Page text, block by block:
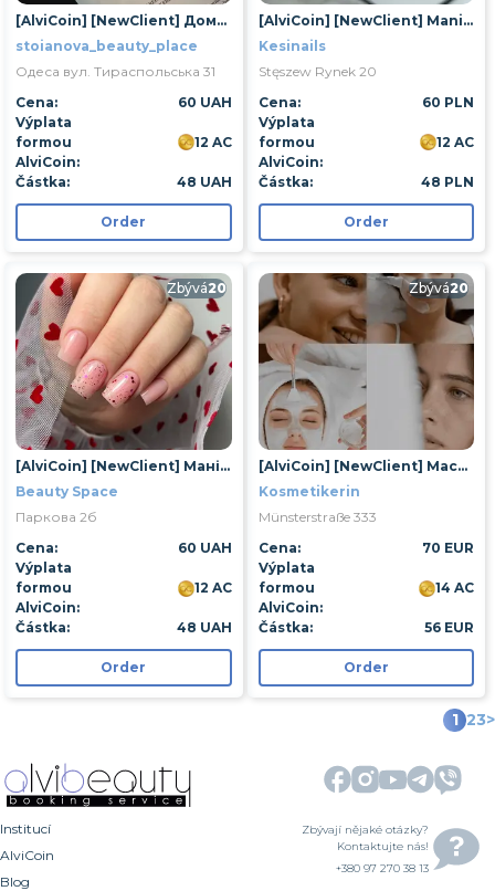
[AlviCoin] [NewClient] Домашній догляд для брів
stoianova_beauty_place
Одеса вул. Тираспольська 31
Cena:
60 UAH
Výplata
formou
AlviCoin:
12 AC
Částka: 48 UAH
Order
[AlviCoin] [NewClient] Manicure klasyczny
Kesinails
Stęszew Rynek 20
Cena:
60 PLN
Výplata
formou
AlviCoin:
12 AC
Částka: 48 PLN
Order
Zbývá20
[AlviCoin] [NewClient] Манікюр із покриттям гель-лаком
Beauty Space
Паркова 2б
Cena:
60 UAH
Výplata
formou
AlviCoin:
12 AC
Částka: 48 UAH
Order
Zbývá20
[AlviCoin] [NewClient] Массаж лица
Kosmetikerin
Münsterstraße 333
Cena:
70 EUR
Výplata
formou
AlviCoin:
14 AC
Částka: 56 EUR
Order
1 23>
Institucí
AlviCoin
Blog
Zbývají nějaké otázky?
Kontaktujte nás!
+380 97 270 38 13